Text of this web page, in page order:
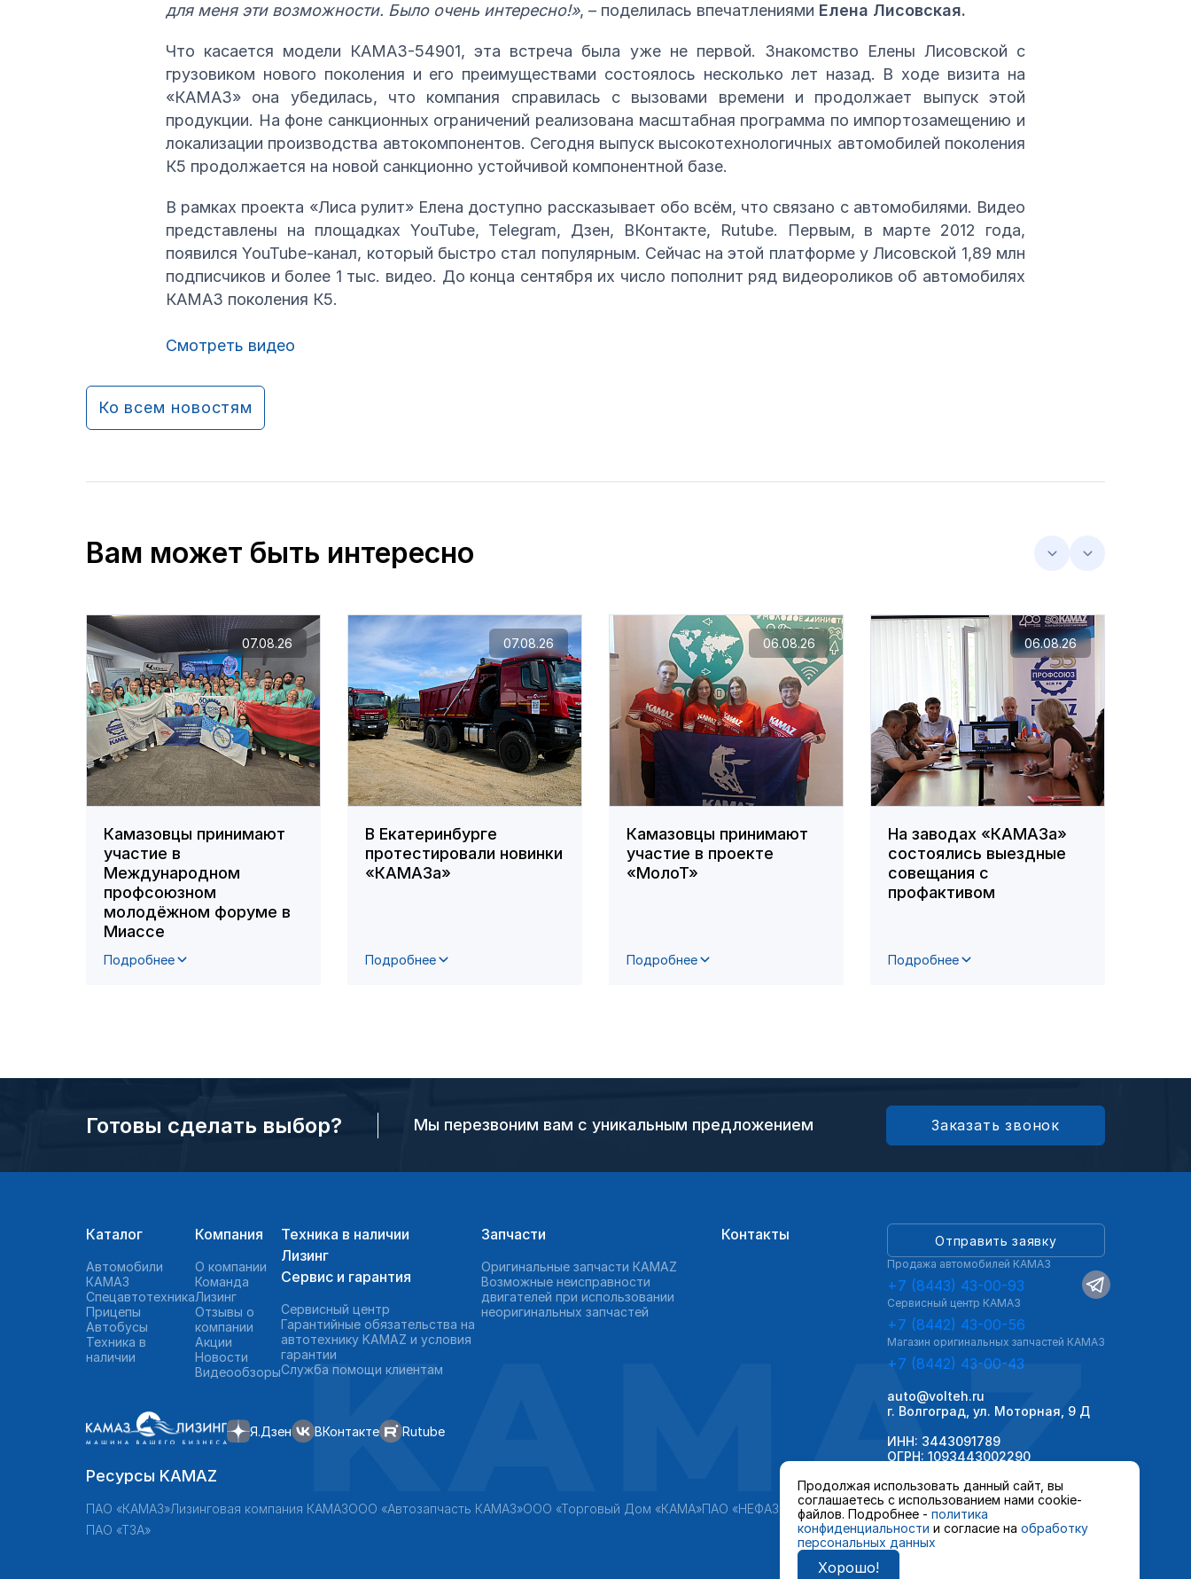
для меня эти возможности. Было очень интересно!», – поделилась впечатлениями Елена Лисовская.
Что касается модели КАМАЗ-54901, эта встреча была уже не первой. Знакомство Елены Лисовской с
грузовиком нового поколения и его преимуществами состоялось несколько лет назад. В ходе визита на
«КАМАЗ» она убедилась, что компания справилась с вызовами времени и продолжает выпуск этой
продукции. На фоне санкционных ограничений реализована масштабная программа по импортозамещению и
локализации производства автокомпонентов. Сегодня выпуск высокотехнологичных автомобилей поколения
К5 продолжается на новой санкционно устойчивой компонентной базе.
В рамках проекта «Лиса рулит» Елена доступно рассказывает обо всём, что связано с автомобилями. Видео
представлены на площадках YouTube, Telegram, Дзен, ВКонтакте, Rutube. Первым, в марте 2012 года,
появился YouTube-канал, который быстро стал популярным. Сейчас на этой платформе у Лисовской 1,89 млн
подписчиков и более 1 тыс. видео. До конца сентября их число пополнит ряд видеороликов об автомобилях
КАМАЗ поколения К5.
Смотреть видео
Ко всем новостям
Вам может быть интересно
Камазовцы принимают
участие в
Международном
профсоюзном
молодёжном форуме в
Миассе
Подробнее
07.08.26
В Екатеринбурге
протестировали новинки
«КАМАЗа»
Подробнее
07.08.26
Камазовцы принимают
участие в проекте
«МолоТ»
Подробнее
06.08.26
На заводах «КАМАЗа»
состоялись выездные
совещания с
профактивом
Подробнее
06.08.26
Готовы сделать выбор? Мы перезвоним вам с уникальным предложением Заказать звонок
Продолжая использовать данный сайт, вы
соглашаетесь с использованием нами cookie-
файлов. Подробнее - политика
конфиденциальности и согласие на обработку
персональных данных
Хорошо!
Каталог
Автомобили
КАМАЗ
Спецавтотехника
Прицепы
Автобусы
Техника в
наличии
Компания
О компании
Команда
Лизинг
Отзывы о
компании
Акции
Новости
Видеообзоры
Техника в наличии
Лизинг
Сервис и гарантия
Сервисный центр
Гарантийные обязательства на
автотехнику KAMAZ и условия
гарантии
Служба помощи клиентам
Запчасти
Оригинальные запчасти КAMAZ
Возможные неисправности
двигателей при использовании
неоригинальных запчастей
Контакты
Я.Дзен ВКонтакте Rutube
Отправить заявку
Продажа автомобилей КАМАЗ
+7 (8443) 43-00-93
Сервисный центр КАМАЗ
+7 (8442) 43-00-56
Магазин оригинальных запчастей КАМАЗ
+7 (8442) 43-00-43
auto@volteh.ru
г. Волгоград, ул. Моторная, 9 Д
ИНН: 3443091789
ОГРН: 1093443002290
Ресурсы KAMAZ
ПАО «КАМАЗ»Лизинговая компания КАМАЗООО «Автозапчасть КАМАЗ»ООО «Торговый Дом «КАМА»ПАО «НЕФАЗ»
ПАО «ТЗА»
KAMAZ